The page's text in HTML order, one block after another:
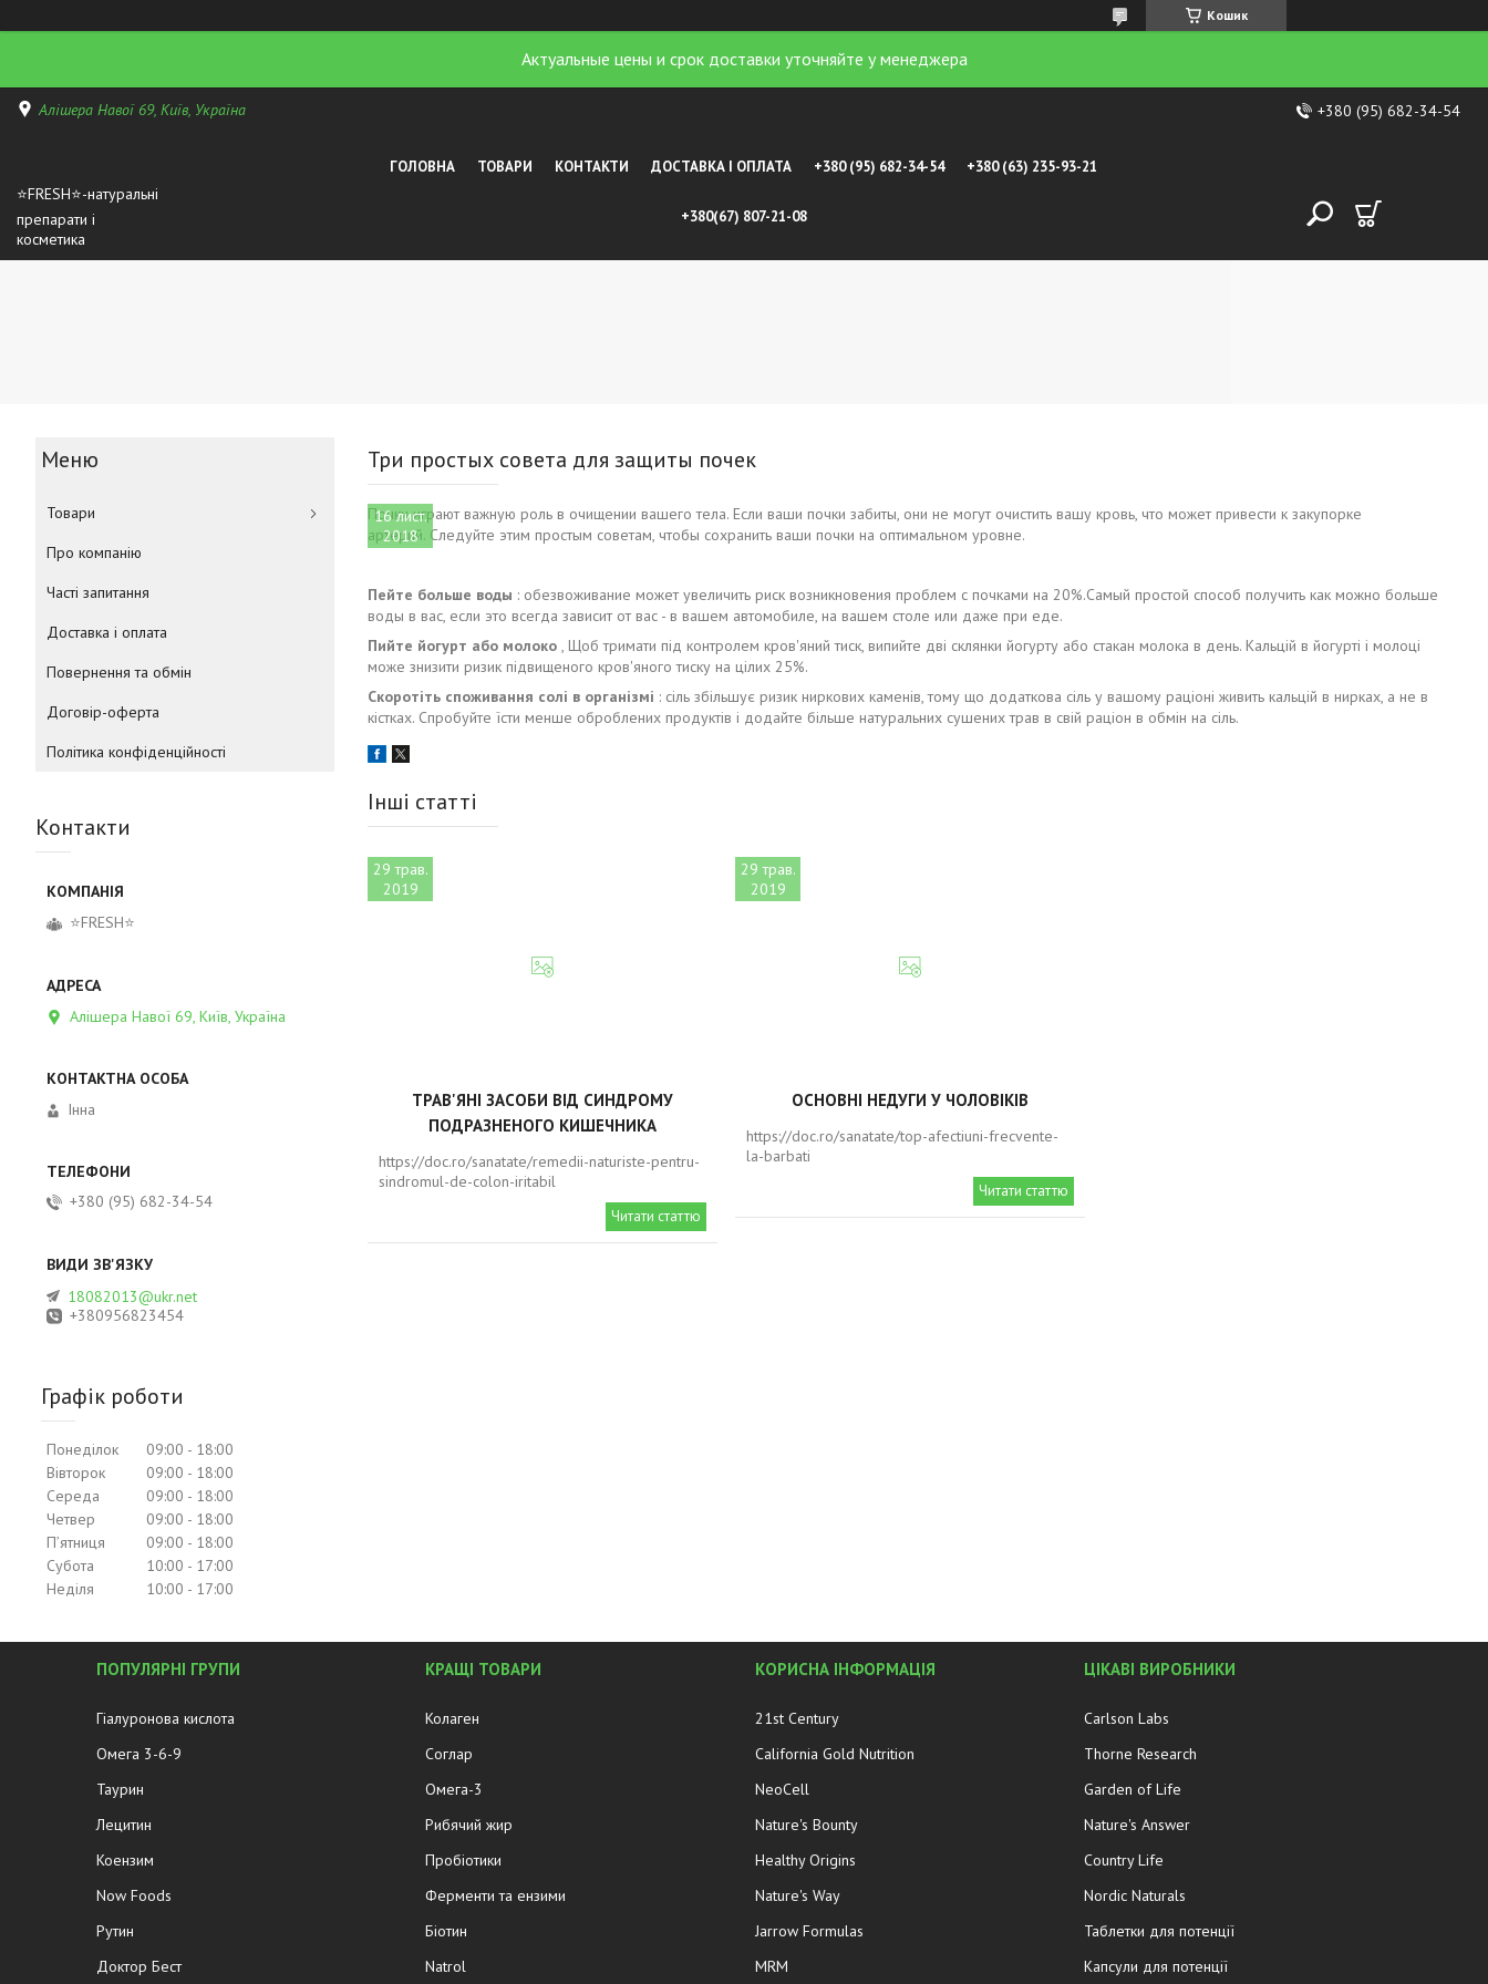
Кошик
Актуальные цены и срок доставки уточняйте у менеджера
Алішера Навої 69, Київ, Україна +380 (95) 682-34-54
⭐FRESH⭐-натуральні
препарати і
косметика
ГОЛОВНА ТОВАРИ КОНТАКТИ ДОСТАВКА І ОПЛАТА +380 (95) 682-34-54 +380 (63) 235-93-21
+380(67) 807-21-08
Три простых совета для защиты почек
16 лист.
2018
Почки играют важную роль в очищении вашего тела. Если ваши почки забиты, они не могут очистить вашу кровь, что может привести к закупорке
артерий. Следуйте этим простым советам, чтобы сохранить ваши почки на оптимальном уровне.
Пейте больше воды : обезвоживание может увеличить риск возникновения проблем с почками на 20%.Самый простой способ получить как можно больше
воды в вас, если это всегда зависит от вас - в вашем автомобиле, на вашем столе или даже при еде.
Пийте йогурт або молоко , Щоб тримати під контролем кров'яний тиск, випийте дві склянки йогурту або стакан молока в день. Кальцій в йогурті і молоці
може знизити ризик підвищеного кров'яного тиску на цілих 25%.
Скоротіть споживання солі в організмі : сіль збільшує ризик ниркових каменів, тому що додаткова сіль у вашому раціоні живить кальцій в нирках, а не в
кістках. Спробуйте їсти менше оброблених продуктів і додайте більше натуральних сушених трав в свій раціон в обмін на сіль.
Інші статті
29 трав.
2019
ТРАВ'ЯНІ ЗАСОБИ ВІД СИНДРОМУ
ПОДРАЗНЕНОГО КИШЕЧНИКА
https://doc.ro/sanatate/remedii-naturiste-pentru-
sindromul-de-colon-iritabil
Читати статтю
29 трав.
2019
ОСНОВНІ НЕДУГИ У ЧОЛОВІКІВ
https://doc.ro/sanatate/top-afectiuni-frecvente-
la-barbati
Читати статтю
Товари
Про компанію
Часті запитання
Доставка і оплата
Повернення та обмін
Договір-оферта
Політика конфіденційності
Контакти
⭐FRESH⭐
Алішера Навої 69, Київ, Україна
Інна
+380 (95) 682-34-54
18082013@ukr.net
+380956823454
Графік роботи
Понеділок 09:00
18:00
Вівторок
09:00
18:00
Середа
09:00
18:00
Четвер
09:00
18:00
Пʼятниця
09:00
18:00
Субота
10:00
17:00
Неділя
10:00 17:00
ПОПУЛЯРНІ ГРУПИ
Гіалуронова кислота
Омега 3-6-9
Таурин
Лецитин
Коензим
Now Foods
Рутин
Доктор Бест
КРАЩІ ТОВАРИ
Колаген
Соглар
Омега-3
Рибячий жир
Пробіотики
Ферменти та ензими
Біотин
Natrol
КОРИСНА ІНФОРМАЦІЯ
21st Century
California Gold Nutrition
NeoCell
Nature's Bounty
Healthy Origins
Nature's Way
Jarrow Formulas
MRM
ЦІКАВІ ВИРОБНИКИ
Carlson Labs
Thorne Research
Garden of Life
Nature's Answer
Country Life
Nordic Naturals
Таблетки для потенції
Капсули для потенції